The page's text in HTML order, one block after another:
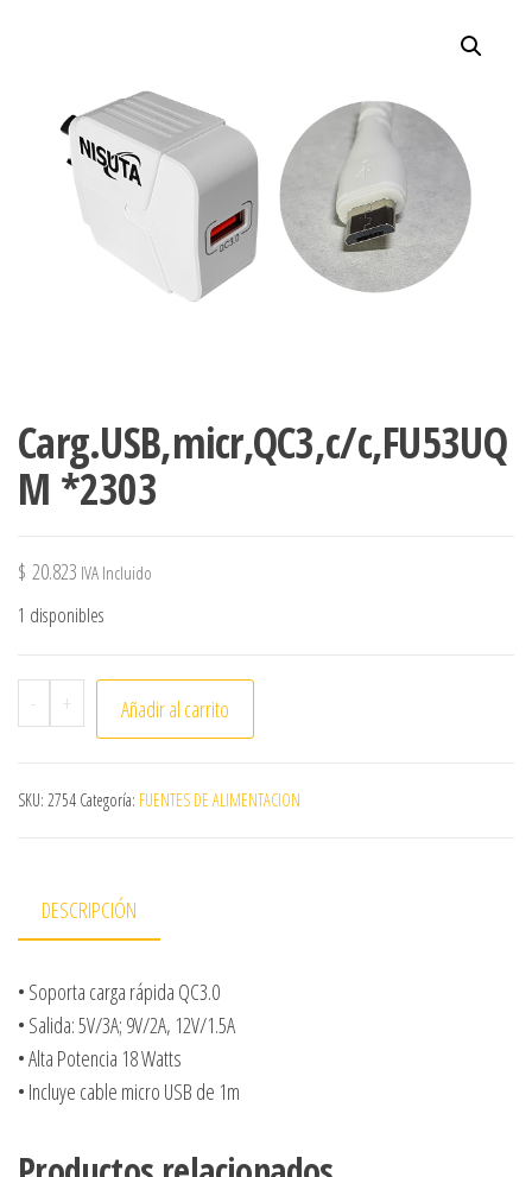
Carg.USB,micr,QC3,c/c,FU53UQ
M *2303
$ 20.823 IVA Incluido
1 disponibles
- Carg.USB,micr,QC3,c/c,FU53UQM *2303 cantidad
+ Añadir al carrito
SKU: 2754 Categoría: FUENTES DE ALIMENTACION
DESCRIPCIÓN
• Soporta carga rápida QC3.0
• Salida: 5V/3A; 9V/2A, 12V/1.5A
• Alta Potencia 18 Watts
• Incluye cable micro USB de 1m